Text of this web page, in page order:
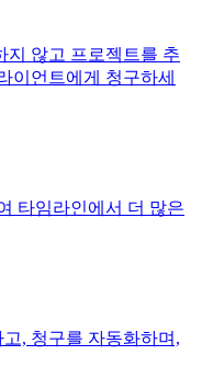
지 않고 프로젝트를 추
이언트에게 청구하세
타임라인에서 더 많은
, 청구를 자동화하며,